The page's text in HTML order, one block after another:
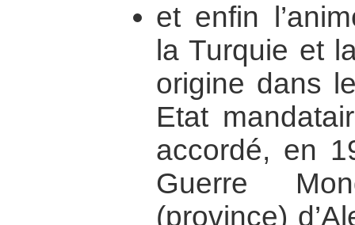
et enfin
la Turquie et
origine dans
Etat
accordé, en
Guerre
(province)